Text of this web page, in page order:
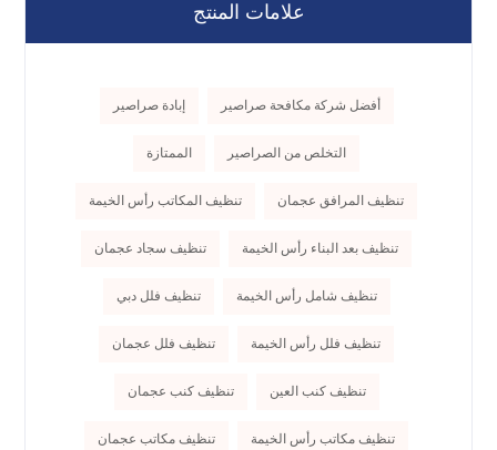
علامات المنتج
أفضل شركة مكافحة صراصير إبادة صراصير
التخلص من الصراصير الممتازة
تنظيف المرافق عجمان تنظيف المكاتب رأس الخيمة
تنظيف بعد البناء رأس الخيمة تنظيف سجاد عجمان
تنظيف شامل رأس الخيمة تنظيف فلل دبي
تنظيف فلل رأس الخيمة تنظيف فلل عجمان
تنظيف كنب العين تنظيف كنب عجمان
تنظيف مكاتب رأس الخيمة تنظيف مكاتب عجمان